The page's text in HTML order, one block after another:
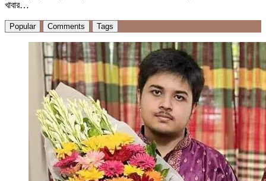
খাবার…
Popular Comments Tags